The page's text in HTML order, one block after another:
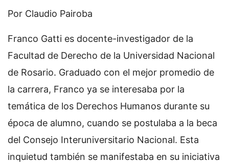
Por Claudio Pairoba
Franco Gatti es docente-investigador de la
Facultad de Derecho de la Universidad Nacional
de Rosario. Graduado con el mejor promedio de
la carrera, Franco ya se interesaba por la
temática de los Derechos Humanos durante su
época de alumno, cuando se postulaba a la beca
del Consejo Interuniversitario Nacional. Esta
inquietud también se manifestaba en su iniciativa